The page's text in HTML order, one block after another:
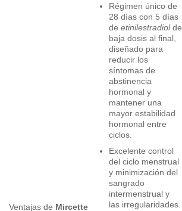
Ventajas de Mircette
Régimen único de
28 días con 5 días
de etinilestradiolde
baja dosis al final,
diseñado para
reducir los
síntomas de
abstinencia
hormonal y
mantener una
mayor estabilidad
hormonal entre
ciclos.
Excelente control
del ciclo menstrual
y minimización del
sangrado
intermenstrual y
las irregularidades.